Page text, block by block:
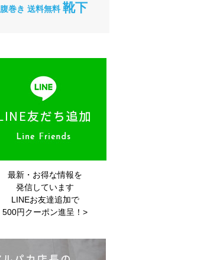
腹巻き 送料無料 靴下
最新・お得な情報を
発信しています
LINEお友達追加で
500円クーポン進呈！>